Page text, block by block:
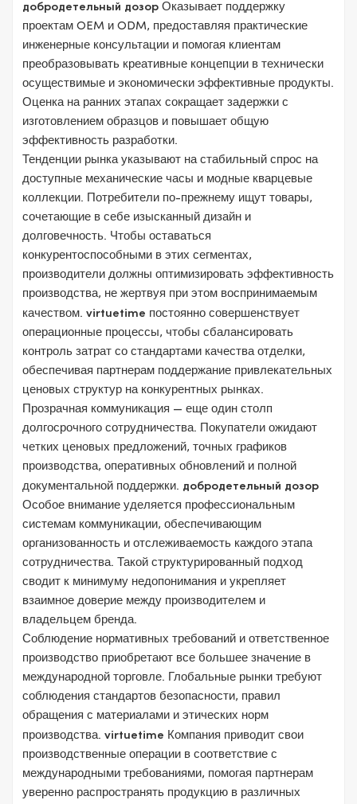
добродетельный дозор Оказывает поддержку
проектам OEM и ODM, предоставляя практические
инженерные консультации и помогая клиентам
преобразовывать креативные концепции в технически
осуществимые и экономически эффективные продукты.
Оценка на ранних этапах сокращает задержки с
изготовлением образцов и повышает общую
эффективность разработки.
Тенденции рынка указывают на стабильный спрос на
доступные механические часы и модные кварцевые
коллекции. Потребители по-прежнему ищут товары,
сочетающие в себе изысканный дизайн и
долговечность. Чтобы оставаться
конкурентоспособными в этих сегментах,
производители должны оптимизировать эффективность
производства, не жертвуя при этом воспринимаемым
качеством. virtuetime постоянно совершенствует
операционные процессы, чтобы сбалансировать
контроль затрат со стандартами качества отделки,
обеспечивая партнерам поддержание привлекательных
ценовых структур на конкурентных рынках.
Прозрачная коммуникация — еще один столп
долгосрочного сотрудничества. Покупатели ожидают
четких ценовых предложений, точных графиков
производства, оперативных обновлений и полной
документальной поддержки. добродетельный дозор
Особое внимание уделяется профессиональным
системам коммуникации, обеспечивающим
организованность и отслеживаемость каждого этапа
сотрудничества. Такой структурированный подход
сводит к минимуму недопонимания и укрепляет
взаимное доверие между производителем и
владельцем бренда.
Соблюдение нормативных требований и ответственное
производство приобретают все большее значение в
международной торговле. Глобальные рынки требуют
соблюдения стандартов безопасности, правил
обращения с материалами и этических норм
производства. virtuetime Компания приводит свои
производственные операции в соответствие с
международными требованиями, помогая партнерам
уверенно распространять продукцию в различных